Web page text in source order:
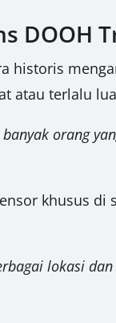
DOOH
historis
atau terlalu
orang
khusus
lokasi